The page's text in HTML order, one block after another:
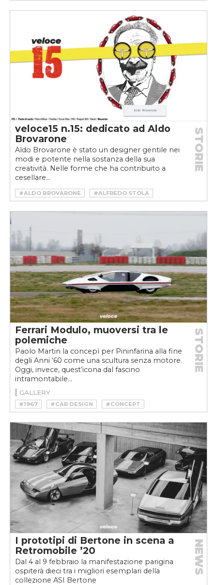
#AUTOMOBILI AMOS
#CARLO BORROMEO
#DELTA FUTURISTA
#DESIGNER
#GARAGE ITALIA
#MASERATI PROJECT REKALL
#PANDA 4X4 ICON-E
#PREMIOVELOCE
#PREMIOVELOCE2020
#PREMIOVELOCECORE
#VELOCE AWARDS
veloce15 n.15: dedicato ad Aldo
Brovarone
Aldo Brovarone è stato un designer gentile nei
modi e potente nella sostanza della sua
creatività. Nelle forme che ha contribuito a
cesellare...
STORIE
#ALDO BROVARONE
#ALFREDO STOLA
#CISITALIA
#DESIGN
#DESIGNER
#PININFARINA
Ferrari Modulo, muoversi tra le
polemiche
Paolo Martin la concepì per Pininfarina alla fine
degli Anni ‘60 come una scultura senza motore.
Oggi, invece, quest’icona dal fascino
intramontabile...
STORIE
GALLERY
#1967 #CAR DESIGN
#CONCEPT
#DESIGNER
#FERRARI
#FERRARI MODULO
#GLICKENHAUS
#MODULO
#PAOLO MARTIN
#PININFARINA
#PROTOTIPO
I prototipi di Bertone in scena a
Retromobile ’20
Dal 4 al 9 febbraio la manifestazione parigina
ospiterà dieci tra i migliori esemplari della
collezione ASI Bertone
NEWS